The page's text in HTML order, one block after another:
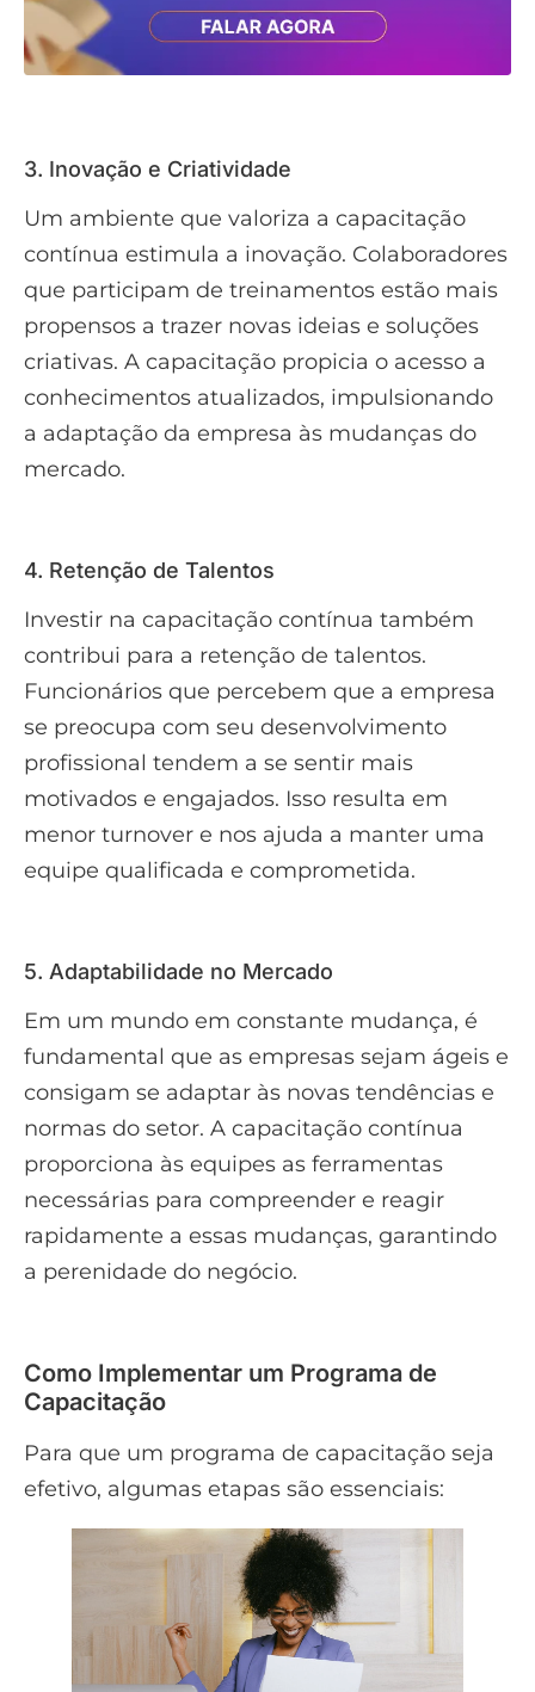
3. Inovação e Criatividade
Um ambiente que valoriza a capacitação
contínua estimula a inovação. Colaboradores
que participam de treinamentos estão mais
propensos a trazer novas ideias e soluções
criativas. A capacitação propicia o acesso a
conhecimentos atualizados, impulsionando
a adaptação da empresa às mudanças do
mercado.
4. Retenção de Talentos
Investir na capacitação contínua também
contribui para a retenção de talentos.
Funcionários que percebem que a empresa
se preocupa com seu desenvolvimento
profissional tendem a se sentir mais
motivados e engajados. Isso resulta em
menor turnover e nos ajuda a manter uma
equipe qualificada e comprometida.
5. Adaptabilidade no Mercado
Em um mundo em constante mudança, é
fundamental que as empresas sejam ágeis e
consigam se adaptar às novas tendências e
normas do setor. A capacitação contínua
proporciona às equipes as ferramentas
necessárias para compreender e reagir
rapidamente a essas mudanças, garantindo
a perenidade do negócio.
Como Implementar um Programa de
Capacitação
Para que um programa de capacitação seja
efetivo, algumas etapas são essenciais: